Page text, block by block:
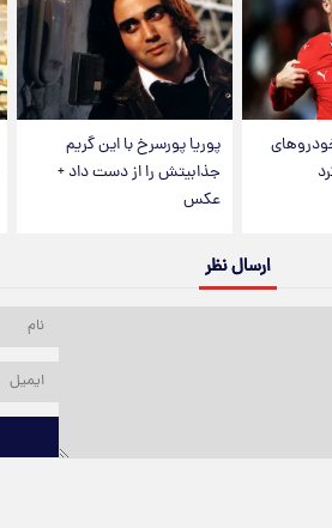
پوریا پورسرخ با این گریم
جذابیتش را از دست داد +
عکس
ارسال نظر